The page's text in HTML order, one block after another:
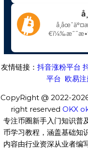
友情链接： 抖音涨粉平台
平台 欧易
CopyRight @ 2022-
right reserved OKX
专注币圈新手入门知识普
币学习教程，涵盖基础知
内容由行业资深从业者编